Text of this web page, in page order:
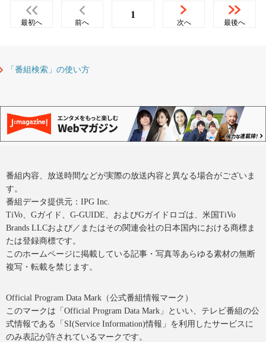
最初へ 前へ
1
次へ 最後へ
「番組検索」の使い方
番組内容、放送時間などが実際の放送内容と異なる場合がございま
す。
番組データ提供元：IPG Inc.
TiVo、Gガイド、G-GUIDE、およびGガイドロゴは、米国TiVo
Brands LLCおよび／またはその関連会社の日本国内における商標ま
たは登録商標です。
このホームページに掲載している記事・写真等あらゆる素材の無断
複写・転載を禁じます。
Official Program Data Mark（公式番組情報マーク）
このマークは「Official Program Data Mark」といい、テレビ番組の公
式情報である「SI(Service Information)情報」を利用したサービスに
のみ表記が許されているマークです。